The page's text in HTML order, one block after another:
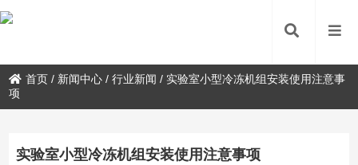
首页 / 新闻中心 /行业新闻 / 实验室小型冷冻机组安装使用注意事
项
实验室小型冷冻机组安装使用注意事项